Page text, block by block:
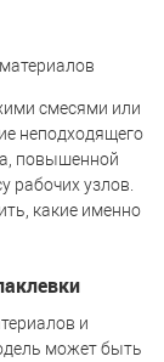
смесями или
неподходящего
повышенной
рабочих узлов.
какие именно
и
может быть